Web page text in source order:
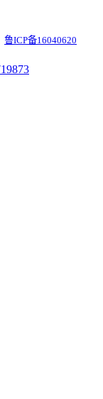
鲁ICP备16040620